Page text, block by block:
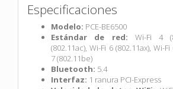
Especificaciones
Modelo: PCE-BE6500
Estándar de red: Wi-Fi 4
(802.11ac),Wi-Fi 6 (802.11ax),Wi-Fi
7 (802.11be)
Bluetooth: 5.4
Interfaz: 1 ranura PCI-Express